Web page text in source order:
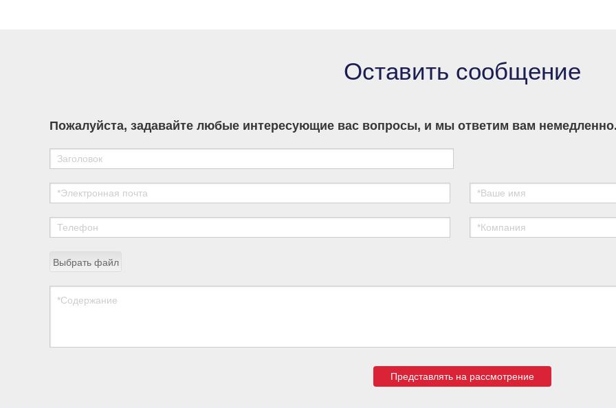
Оставить сообщение
Пожалуйста, задавайте любые интересующие вас вопросы, и мы ответим вам немедленно.
Выбрать файл
Представлять на рассмотрение